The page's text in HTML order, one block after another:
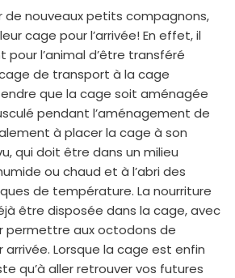
de nouveaux petits compagnons,
cage pour l’arrivée! En effet, il
l’animal d’être transféré
de transport à la cage
que la cage soit aménagée
pendant l’aménagement de
à placer la cage à son
qui doit être dans un milieu
ou chaud et à l’abri des
de température. La nourriture
être disposée dans la cage, avec
permettre aux octodons de
arrivée. Lorsque la cage est enfin
qu’à aller retrouver vos futures